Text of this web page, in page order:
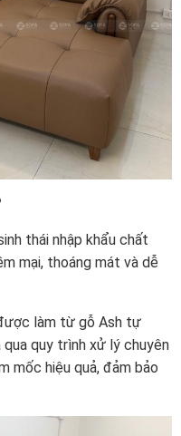
thái nhập khẩu chất
mại, thoáng mát và dễ
làm từ gỗ Ash tự
quy trình xử lý chuyên
mốc hiệu quả, đảm bảo